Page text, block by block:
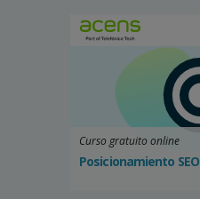
Curso gratuito online
Posicionamiento SEO